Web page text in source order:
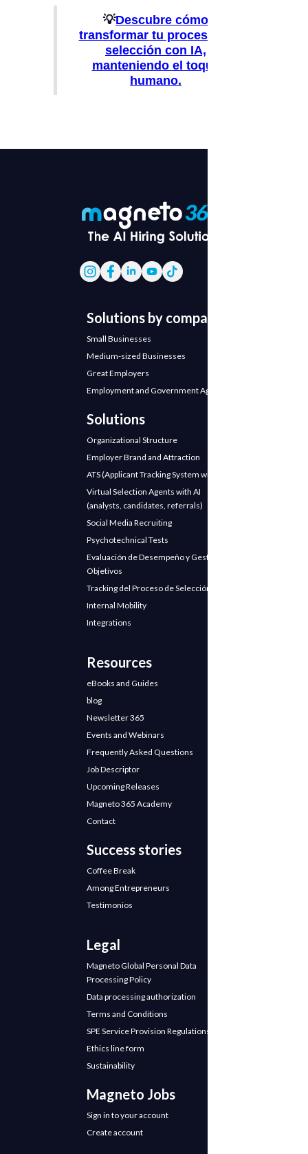
💡Descubre cómo
transformar tu proceso de
selección con IA,
manteniendo el toque
humano.
Solutions by company
Small Businesses
Medium-sized Businesses
Great Employers
Employment and Government Agencies
Solutions
Organizational Structure
Employer Brand and Attraction
ATS (Applicant Tracking System with AI)
Virtual Selection Agents with AI
(analysts, candidates, referrals)
Social Media Recruiting
Psychotechnical Tests
Evaluación de Desempeño y Gestión de
Objetivos
Tracking del Proceso de Selección
Internal Mobility
Integrations
Resources
eBooks and Guides
blog
Newsletter 365
Events and Webinars
Frequently Asked Questions
Job Descriptor
Upcoming Releases
Magneto 365 Academy
Contact
Success stories
Coffee Break
Among Entrepreneurs
Testimonios
Legal
Magneto Global Personal Data
Processing Policy
Data processing authorization
Terms and Conditions
SPE Service Provision Regulations
Ethics line form
Sustainability
Magneto Jobs
Sign in to your account
Create account